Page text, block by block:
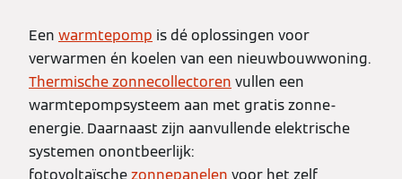
Een warmtepomp is dé oplossingen voor
verwarmen én koelen van een nieuwbouwwoning.
Thermische zonnecollectoren vullen een
warmtepompsysteem aan met gratis zonne-
energie. Daarnaast zijn aanvullende elektrische
systemen onontbeerlijk:
fotovoltaïschezonnepanelen voor het zelf